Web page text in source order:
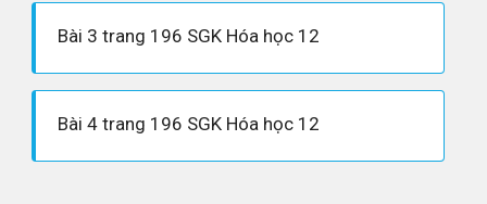
Bài 3 trang 196 SGK Hóa học 12
Bài 4 trang 196 SGK Hóa học 12